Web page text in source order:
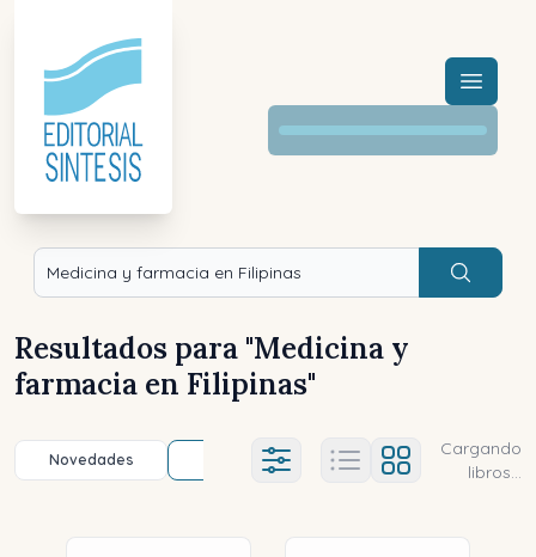
Menú
Buscar
Resultados para "Medicina y
farmacia en Filipinas"
Novedades Título (a-z) Título (z-a)
Ajustes abierto
Cargando
libros...